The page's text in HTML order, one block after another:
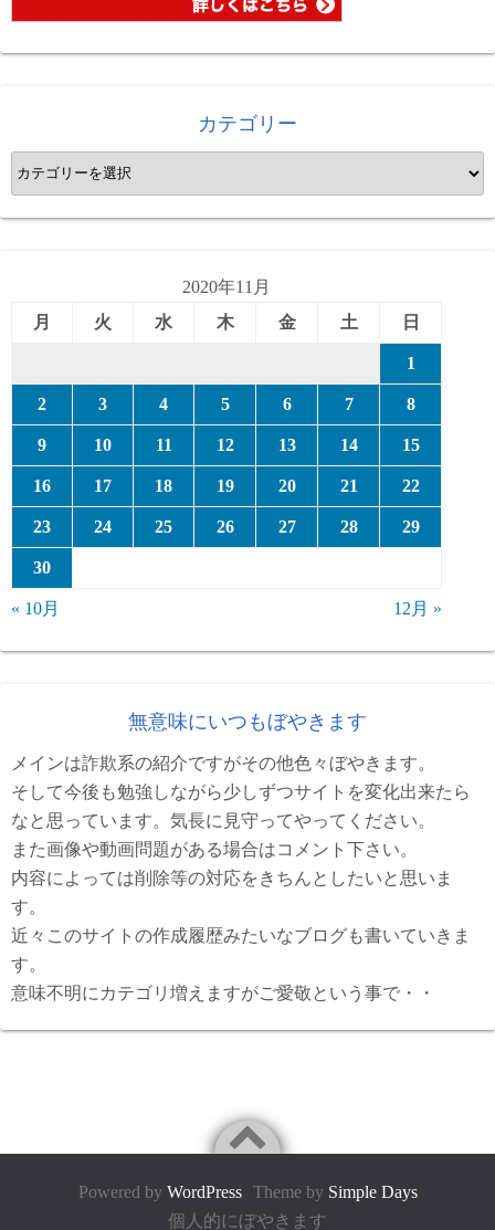
カテゴリー
カ
テ
ゴ
2020年11月
月
火 水 木 金 土 日
1
2 3 4 5 6 7 8
9 10 11 12 13 14 15
16 17 18 19 20 21 22
23 24 25 26 27 28 29
30
« 10月 12月 »
無意味にいつもぼやきます
メインは詐欺系の紹介ですがその他色々ぼやきます。
そして今後も勉強しながら少しずつサイトを変化出来たら
なと思っています。気長に見守ってやってください。
また画像や動画問題がある場合はコメント下さい。
内容によっては削除等の対応をきちんとしたいと思いま
す。
近々このサイトの作成履歴みたいなブログも書いていきま
す。
意味不明にカテゴリ増えますがご愛敬という事で・・
Powered by WordPress Theme by Simple Days
個人的にぼやきます